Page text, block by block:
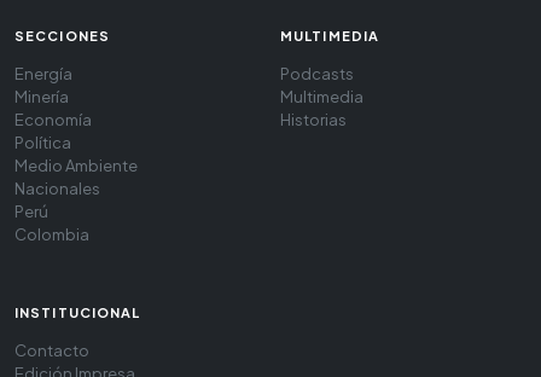
SECCIONES
Energía
Minería
Economía
Política
Medio Ambiente
Nacionales
Perú
Colombia
MULTIMEDIA
Podcasts
Multimedia
Historias
INSTITUCIONAL
Contacto